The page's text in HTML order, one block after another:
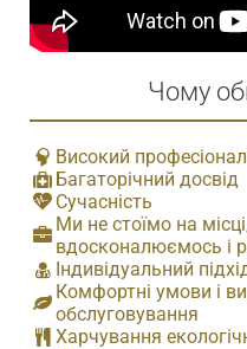
Чому
Високий
Багаторічний досвід
Сучасність
Ми не стоїмо на
вдосконалюємось і
Індивідуальний
Комфортні умови і
обслуговування
Харчування